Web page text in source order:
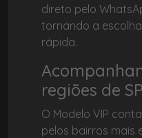
direto pelo
tornando a
rápida.
regiões de SP
O Modelo VIP
pelos bairros mais